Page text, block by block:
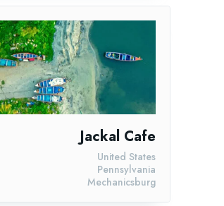
Jackal Cafe
Mechanicsburg
Pennsylvania
United States